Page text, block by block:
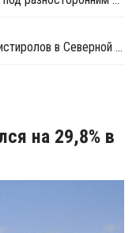
Styrolution укрепляет свой бизнес полистиролов в Северной Америке
на 29,8% в